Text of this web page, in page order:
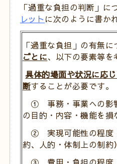
「過重な負担の判断」に
レット に次のように書か
「過重な負担」の有無に
ごとに、以下の要素等を
具体的場面や状況に応
断することが必要です。
① 事務・事業への影
の目的・内容・機能を損
② 実現可能性の程度
約、人的・体制上の制約）